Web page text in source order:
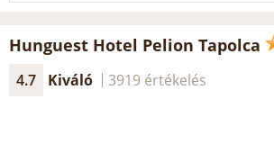
Hunguest Hotel Pelion Tapolca
4.7 Kiváló 3919 értékelés